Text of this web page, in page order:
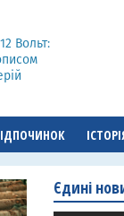
Вольт:
Єдині